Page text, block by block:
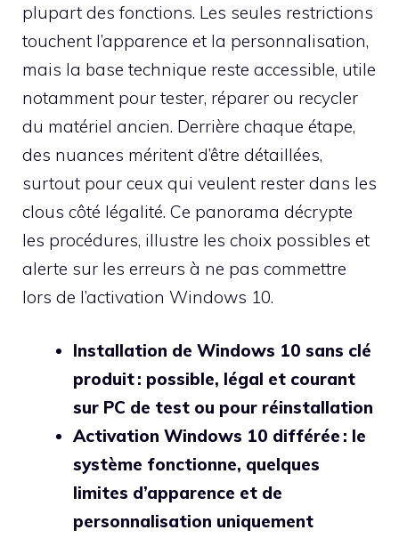
plupart des fonctions. Les seules restrictions
touchent l’apparence et la personnalisation,
mais la base technique reste accessible, utile
notamment pour tester, réparer ou recycler
du matériel ancien. Derrière chaque étape,
des nuances méritent d’être détaillées,
surtout pour ceux qui veulent rester dans les
clous côté légalité. Ce panorama décrypte
les procédures, illustre les choix possibles et
alerte sur les erreurs à ne pas commettre
lors de l’activation Windows 10.
Installation de Windows 10 sans clé
produit : possible, légal et courant
sur PC de test ou pour réinstallation
Activation Windows 10 différée : le
système fonctionne, quelques
limites d’apparence et de
personnalisation uniquement